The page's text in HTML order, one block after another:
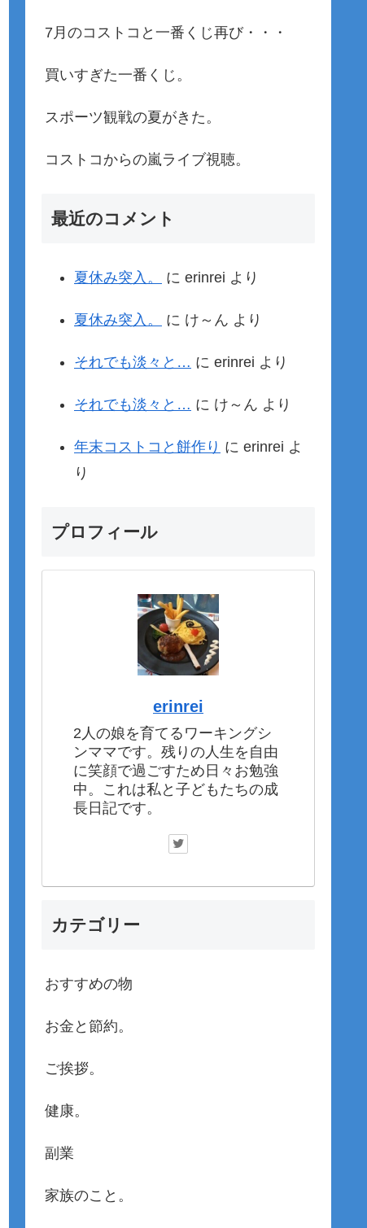
7月のコストコと一番くじ再び・・・
買いすぎた一番くじ。
スポーツ観戦の夏がきた。
コストコからの嵐ライブ視聴。
最近のコメント
夏休み突入。 に erinrei より
夏休み突入。 に け～ん より
それでも淡々と… に erinrei より
それでも淡々と… に け～ん より
年末コストコと餅作り に erinrei よ
り
プロフィール
erinrei
2人の娘を育てるワーキングシ
ンママです。残りの人生を自由
に笑顔で過ごすため日々お勉強
中。これは私と子どもたちの成
長日記です。
カテゴリー
おすすめの物
お金と節約。
ご挨拶。
健康。
副業
家族のこと。